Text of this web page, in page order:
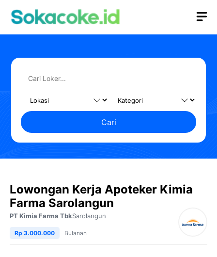
Cari
Lowongan Kerja Apoteker Kimia
Farma Sarolangun
PT Kimia Farma TbkSarolangun
Rp 3.000.000 Bulanan